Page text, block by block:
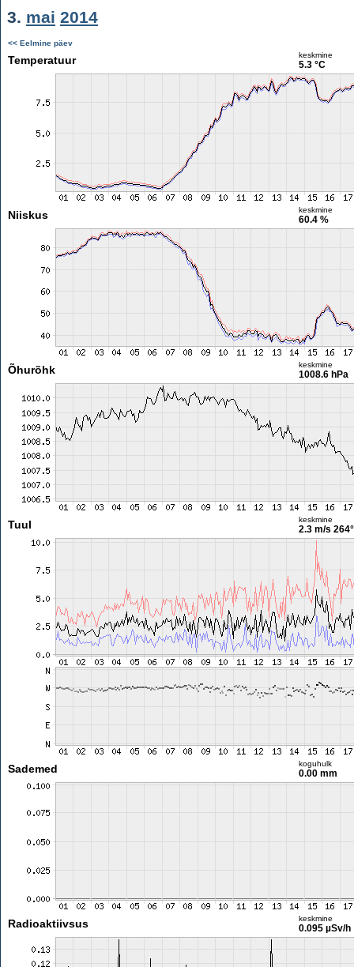
3. mai 2014
<< Eelmine päev
Temperatuur keskmine
5.3 °C
Niiskus keskmine
60.4 %
Õhurõhk keskmine
1008.6 hPa
Tuul keskmine
2.3 m/s 264°
Sademed koguhulk
0.00 mm
Radioaktiivsus keskmine
0.095 µSv/h